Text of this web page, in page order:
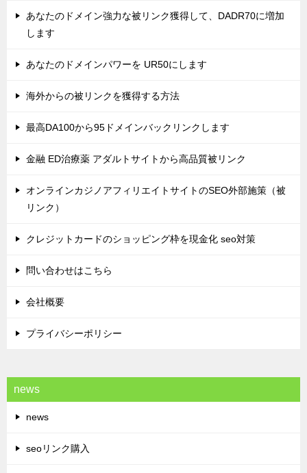
あなたのドメイン強力な被リンク獲得して、DADR70に増加
します
あなたのドメインパワーを UR50にします
海外からの被リンクを獲得する方法
最高DA100から95ドメインバックリンクします
金融 ED治療薬 アダルトサイトから高品質被リンク
オンラインカジノアフィリエイトサイトのSEO外部施策（被
リンク）
クレジットカードのショッピング枠を現金化 seo対策
問い合わせはこちら
会社概要
プライバシーポリシー
news
news
seoリンク購入